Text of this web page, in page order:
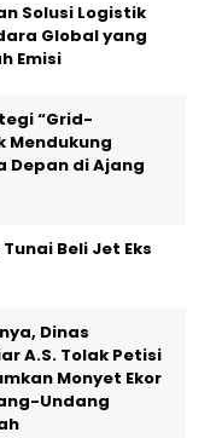
Solusi Logistik
Global yang
Emisi
“Grid-
Mendukung
Depan di Ajang
Beli Jet Eks
Dinas
A.S. Tolak Petisi
Monyet Ekor
Undang